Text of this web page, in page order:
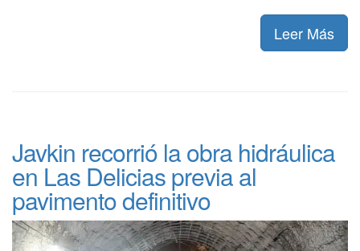
Leer Más
Javkin recorrió la obra hidráulica
en Las Delicias previa al
pavimento definitivo